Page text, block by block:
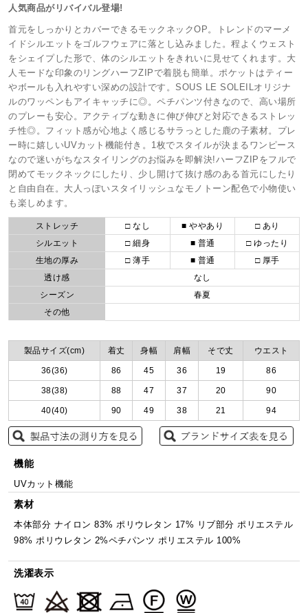
人気商品がリバイバル登場!
首元をしっかりとカバーできるモックネックOP。トレンドのマーメ
イドシルエットをゴルフウェアに落とし込みました。程よくウェスト
をシェイプした形で、体のシルエットをきれいに見せてくれます。大
人モードな印象のリングハーフZIPで着脱も簡単。ポケットはティー
やボールも入れやすい深めの設計です。SOUS LE SOLEILオリジナ
ルのワッペンもアイキャッチに◎。ペチパンツ付きなので、高い場所
のプレーも安心。アクティブな動きに伸び伸びと対応できるストレッ
チ性◎。フィット感が心地よく感じるサラっとした鹿の子素材。プレ
ー時に嬉しいUVカット機能付き。1枚でスタイルが決まるワンピース
なので迷いがちなスタイリングのお悩みを即解決!ハーフZIPをフルで
閉めてモックネックにしたり、少し開けて抜け感のある首元にしたり
と自由自在。大人っぽいスタイリッシュなモノトーン配色で小物使い
も楽しめます。
ストレッチ □ なし ■ ややあり
□ あり
シルエット
□ 細身 ■ 普通
□ ゆったり
生地の厚み
□ 薄手 ■ 普通
□ 厚手
透け感
なし
シーズン
春夏
その他
製品サイズ(cm) 着丈 身幅 肩幅 そで丈 ウエスト
36(36) 86 45 36 19 86
38(38) 88 47 37 20 90
40(40) 90 49 38 21 94
機能
UVカット機能
素材
本体部分 ナイロン 83% ポリウレタン 17% リブ部分 ポリエステル
98% ポリウレタン 2%ペチパンツ ポリエステル 100%
洗濯表示